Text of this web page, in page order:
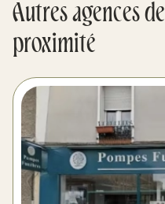
Autres agences
proximité